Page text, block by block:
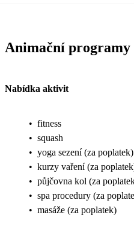
Animační programy
Nabídka aktivit
• fitness
• squash
• yoga sezení (za poplatek)
• kurzy vaření (za
• půjčovna kol (za
• spa procedury (za
• masáže (za poplatek)